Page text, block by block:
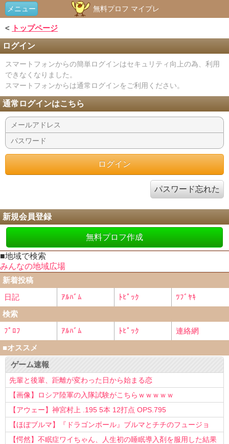
メニュー 無料プロフ マイプレ
< トップページ
ログイン
スマートフォンからの簡単ログインはセキュリティ向上の為、利用
できなくなりました。
スマートフォンからは通常ログインをご利用ください。
通常ログインはこちら
パスワード忘れた
新規会員登録
無料プロフ作成
■地域で検索
みんなの地域広場
新着投稿
日記
ｱﾙﾊﾞﾑ ﾄﾋﾟｯｸ
ﾂﾌﾞﾔｷ
検索
ﾌﾟﾛﾌ
ｱﾙﾊﾞﾑ ﾄﾋﾟｯｸ
連絡網
■オススメ
ゲーム速報
先輩と後輩、距離が変わった日から始まる恋
【画像】ロシア陸軍の入隊試験がこちらｗｗｗｗｗ
【アウェー】神宮村上 .195 5本 12打点 OPS.795
【ほぼブルマ】『ドラゴンボール』ブルマとチチのフュージョ
ン、クッソ可愛すぎるwwwwwww
【愕然】不眠症ワイちゃん、人生初の睡眠導入剤を服用した結果